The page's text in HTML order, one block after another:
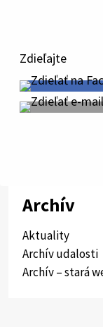
Zdieľajte
Archív
Aktuality
Archív udalosti
Archív – stará